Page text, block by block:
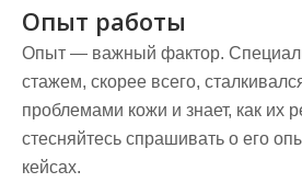
Опыт работы
Опыт — важный фактор.
стажем, скорее всего,
проблемами кожи и знает, как их
стесняйтесь спрашивать о его
кейсах.